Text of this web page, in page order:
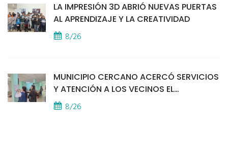
LA IMPRESIÓN 3D ABRIÓ NUEVAS PUERTAS
AL APRENDIZAJE Y LA CREATIVIDAD
8/26
MUNICIPIO CERCANO ACERCÓ SERVICIOS
Y ATENCIÓN A LOS VECINOS EL
PROVINCIAL
8/26